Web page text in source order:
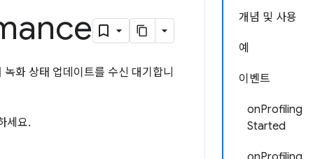
개념 및 사용
예
이벤트
onProfiling
Started
화 상태 업데이트를 수신 대기합니
세요.